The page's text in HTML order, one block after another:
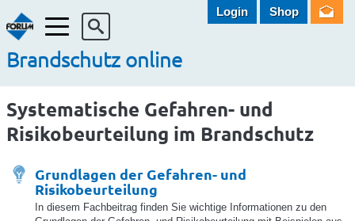
Menü
Brandschutz online
Login Shop
Systematische Gefahren- und
Risikobeurteilung im Brandschutz
Grundlagen der Gefahren- und
Risikobeurteilung
In diesem Fachbeitrag finden Sie wichtige Informationen zu den